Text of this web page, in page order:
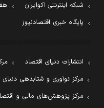
شبکه اینترنتی اکوایران
پایگاه خبری اقتصادنیوز
انتشارات دنیای اقتصاد
مرکز نوآوری و شتابدهی دنیای
مرکز پژوهش‌های مالی و